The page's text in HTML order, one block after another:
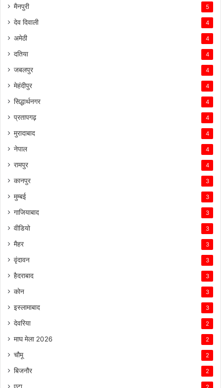
मैनपुरी 5
देव दिवाली 4
अमेठी 4
दतिया 4
जबलपुर 4
मेहंदीपुर 4
सिद्धार्थनगर 4
प्रतापगढ़ 4
मुरादाबाद 4
नेपाल 4
रामपुर 4
कानपुर 3
मुम्बई 3
गाजियाबाद 3
वीडियो 3
मैहर 3
वृंदावन 3
हैदराबाद 3
कोन 3
इस्लामाबाद 3
देवरिया 2
माघ मेला 2026 2
चौमू 2
बिजनौर 2